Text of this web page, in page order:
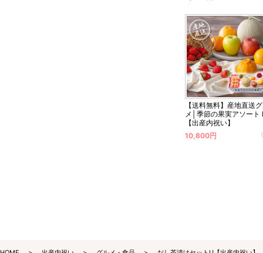
【送料無料】産地直送
メ│季節の果実アソート
【出産内祝い】
10,800円